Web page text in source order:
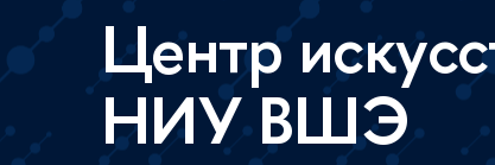
Центр
НИУ ВШЭ